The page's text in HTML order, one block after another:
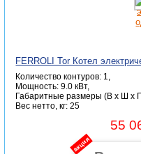
FERROLI Tor Котел
Количество контуров: 1,
Мощность: 9.0 кВт,
Габаритные размеры (В x Ш x
Вес нетто, кг: 25
55
акция